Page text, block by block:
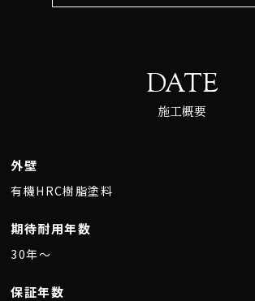
DATE
施工概要
外壁
有機HRC樹脂塗料
期待耐用年数
30年〜
保証年数